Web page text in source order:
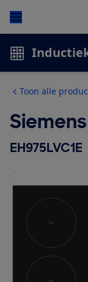
Toon alle
Siemens
EH975LVC1E